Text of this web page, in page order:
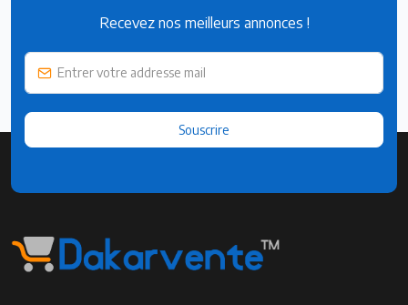
Recevez nos meilleurs annonces !
Souscrire